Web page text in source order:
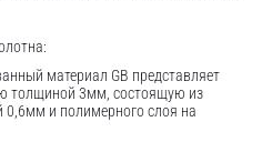
материал GB представляет
толщиной 3мм, состоящую из
и полимерного слоя на